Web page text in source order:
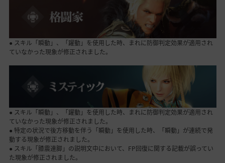
● スキル「瞬動」、「躍動」を使用した時、まれに防御判定効果が適用され
ていなかった現象が修正されました。
● スキル「瞬動」、「躍動」を使用した時、まれに防御判定効果が適用され
ていなかった現象が修正されました。
● 特定の状況で後方移動を伴う「瞬動」を使用した時、「瞬動」が連続で発
動する現象が修正されました。
● スキル「膝震連脚」の説明文中において、FP回復に関する記載が誤ってい
た現象が修正されました。